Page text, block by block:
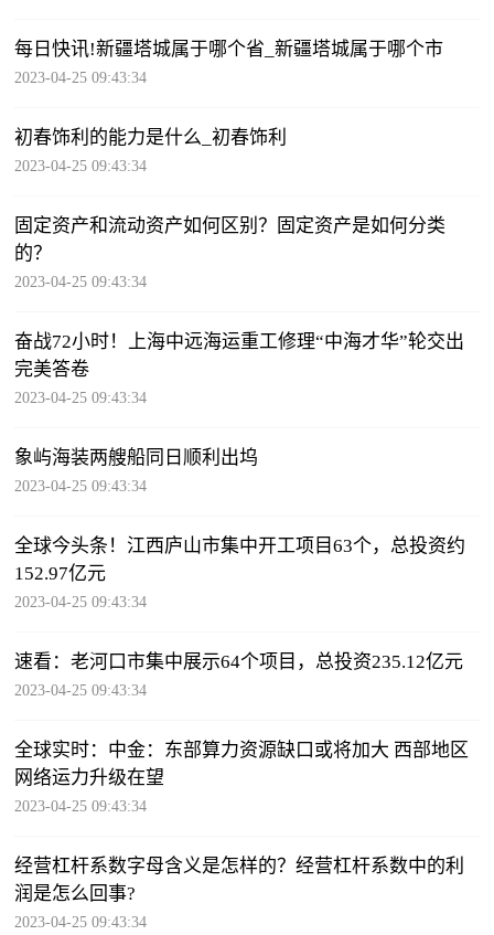
每日快讯!新疆塔城属于哪个省_新疆塔城属于哪个市
2023-04-25 09:43:34
初春饰利的能力是什么_初春饰利
2023-04-25 09:43:34
固定资产和流动资产如何区别？固定资产是如何分类
的？
2023-04-25 09:43:34
奋战72小时！上海中远海运重工修理“中海才华”轮交出
完美答卷
2023-04-25 09:43:34
象屿海装两艘船同日顺利出坞
2023-04-25 09:43:34
全球今头条！江西庐山市集中开工项目63个，总投资约
152.97亿元
2023-04-25 09:43:34
速看：老河口市集中展示64个项目，总投资235.12亿元
2023-04-25 09:43:34
全球实时：中金：东部算力资源缺口或将加大 西部地区
网络运力升级在望
2023-04-25 09:43:34
经营杠杆系数字母含义是怎样的？经营杠杆系数中的利
润是怎么回事?
2023-04-25 09:43:34